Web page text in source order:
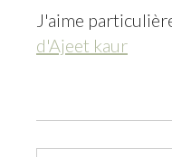
J'aime
d'Ajeet kaur